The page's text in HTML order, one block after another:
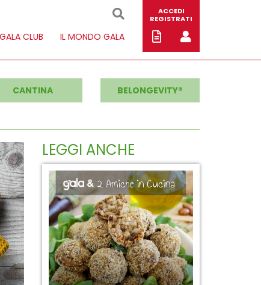
GALA CLUB IL MONDO GALA
ACCEDI
REGISTRATI
CANTINA BELONGEVITY®
LEGGI ANCHE